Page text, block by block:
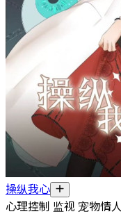
操纵我心
心理控制 监视 宠物情人